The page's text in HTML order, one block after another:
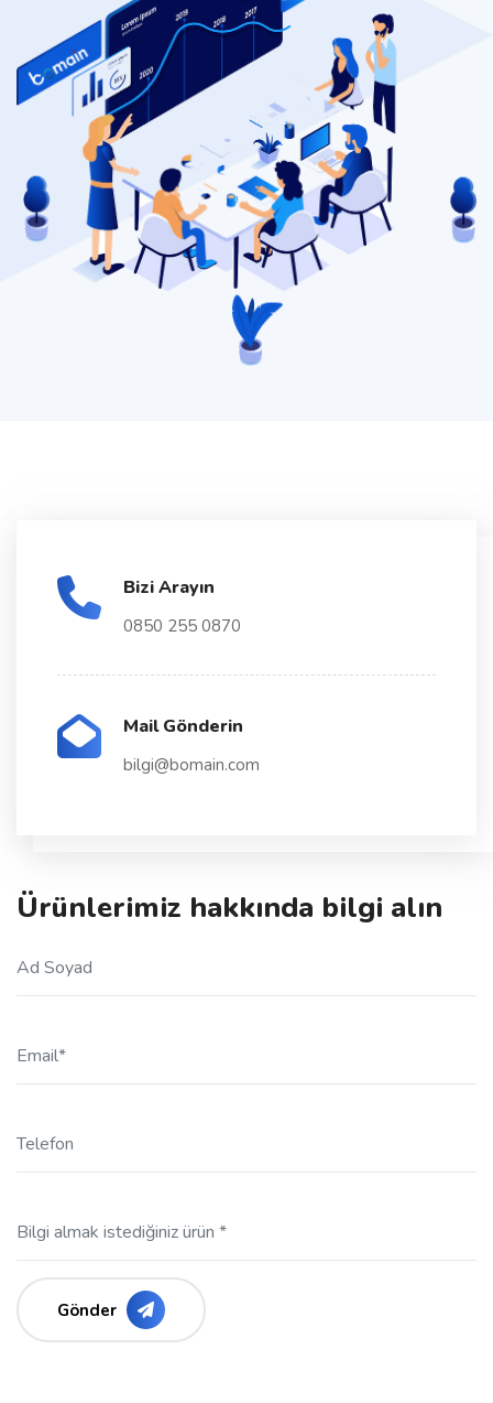
Bizi Arayın
0850 255 0870
Mail Gönderin
bilgi@bomain.com
Ürünlerimiz hakkında bilgi alın
Gönder